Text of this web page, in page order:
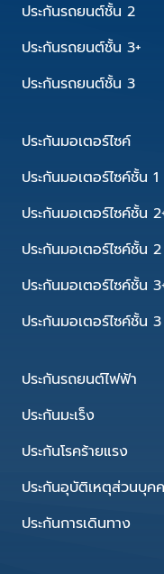
ประกันรถยนต์ชั้น 2
ประกันรถยนต์ชั้น 3+
ประกันรถยนต์ชั้น 3
ประกันมอเตอร์ไซค์
ประกันมอเตอร์ไซค์ชั้น 1
ประกันมอเตอร์ไซค์ชั้น
ประกันมอเตอร์ไซค์ชั้น 2
ประกันมอเตอร์ไซค์ชั้น
ประกันมอเตอร์ไซค์ชั้น 3
ประกันรถยนต์ไฟฟ้า
ประกันมะเร็ง
ประกันโรคร้ายแรง
ประกันอุบัติเหตุส่วนบุค
ประกันการเดินทาง